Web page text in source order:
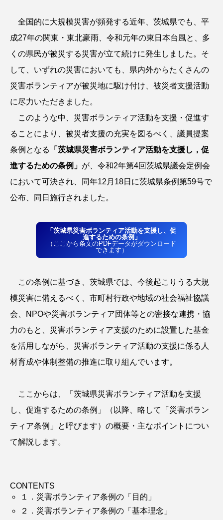
イベント ボラセン 研修
バックナンバー ICT ボランティア休暇
協定締結 災害ボランティア条例 高速道路
寄付金
災害ボランティア 災害 募金
いばらき学ぼうさい 高校 ボランティア
アシスト瓦 ふれ愛広場 基金サポーターズ
寄附金贈呈式 出前講座
企業版ふるさと納税 災害ボランティア登録
オンライン 災害ボランティア活動支援基金
EVENT
全国的に大規模災害が頻発する近年、茨城県でも、平
成27年の関東・東北豪雨、令和元年の東日本台風と、多
くの県民が被災する災害が立て続けに発生しました。そ
して、いずれの災害においても、県内外からたくさんの
災害ボランティアが被災地に駆け付け、被災者支援活動
に尽力いただきました。
このような中、災害ボランティア活動を支援・促進す
ることにより、被災者支援の充実を図るべく、議員提案
条例となる
「茨城県災害ボランティア活動を支援し，促
進するための条例」 が、令和2年第4回茨城県議会定例会
において可決され、同年12月18日に茨城県条例第59号で
公布、同日施行されました。
「茨城県災害ボランティア活動を支援し、促
進するための条例」
（ここから条文のPDFデータがダウンロード
できます）
この条例に基づき、茨城県では、今後起こりうる大規
模災害に備えるべく、市町村行政や地域の社会福祉協議
会、NPOや災害ボランティア団体等との密接な連携・協
力のもと、災害ボランティア支援のために設置した基金
を活用しながら、災害ボランティア活動の支援に係る人
材育成や体制整備の推進に取り組んでいます。
ここからは、「茨城県災害ボランティア活動を支援
し、促進するための条例」（以降、略して「災害ボラン
ティア条例」と呼びます）の概要・主なポイントについ
て解説します。
CONTENTS
１．災害ボランティア条例の「目的」
２．災害ボランティア条例の「基本理念」